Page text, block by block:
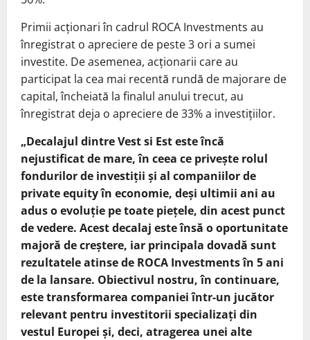
Primii acționari în cadrul ROCA Investments au
înregistrat o apreciere de peste 3 ori a sumei
investite. De asemenea, acționarii care au
participat la cea mai recentă rundă de majorare de
capital, încheiată la finalul anului trecut, au
înregistrat deja o apreciere de 33% a investițiilor.
„Decalajul dintre Vest si Est este încă
nejustificat de mare, în ceea ce privește rolul
fondurilor de investiții și al companiilor de
private equity în economie, deși ultimii ani au
adus o evoluție pe toate piețele, din acest punct
de vedere. Acest decalaj este însă o oportunitate
majoră de creștere, iar principala dovadă sunt
rezultatele atinse de ROCA Investments în 5 ani
de la lansare. Obiectivul nostru, în continuare,
este transformarea companiei într-un jucător
relevant pentru investitorii specializați din
vestul Europei și, deci, atragerea unei alte